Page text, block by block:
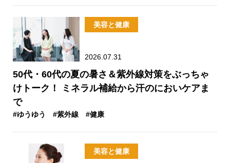
美容と健康
2026.07.31
50代・60代の夏の暑さ＆紫外線対策をぶっちゃ
けトーク！ ミネラル補給から汗のにおいケアま
で
#ゆうゆう #紫外線 #健康
美容と健康